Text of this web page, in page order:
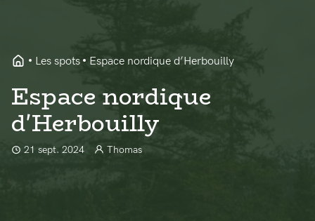
Espace nordique
d'Herbouilly
Les spots Espace nordique d’Herbouilly
21 sept. 2024 Thomas